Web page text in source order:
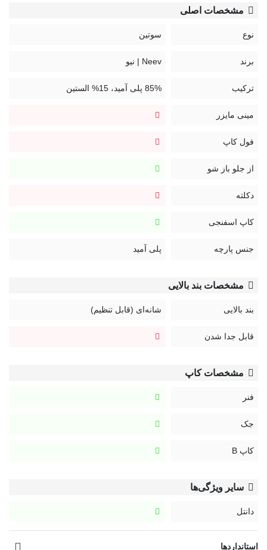
صورتی فسفری: Shocking
مشکی: Black
گزینه بهتری است. اما اگر می‌خواهید حجم و برجستگی بیشتری ایجاد
مشخصات اصلی
نوع سوتین
برند Neev | نیو
ترکیب 85% پلی آمید، 15% الستین
مینی مایزر
فول کاپ
از جلو باز شو
دکلته
کاپ اسفنجی
جنس پارچه پلی آمید
مشخصات بند بالایی
بند بالایی شانه‌ای (قابل تنظیم)
قابل جدا شدن
مشخصات کاپ
فنر
جک
کاپ B
سایر ویژگی‌ها
دانتل
استانداردها